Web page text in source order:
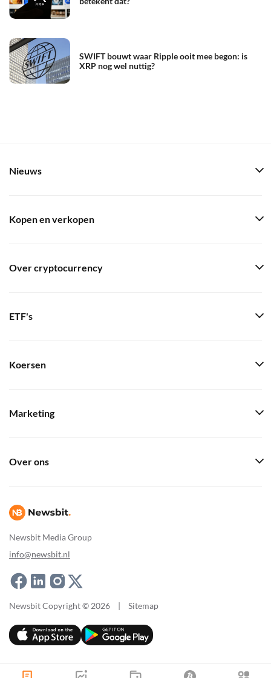
SWIFT bouwt waar Ripple ooit mee begon: is
XRP nog wel nuttig?
Newsbit Media Group
info@newsbit.nl
Nieuws
Kopen en verkopen
Over cryptocurrency
ETF's
Koersen
Marketing
Over ons
Newsbit Copyright © 2026 | Sitemap